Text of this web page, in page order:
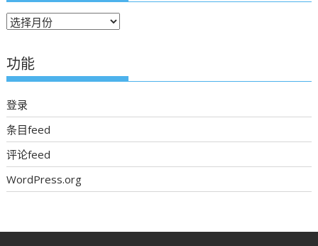
往
新
聞
功能
登录
条目feed
评论feed
WordPress.org